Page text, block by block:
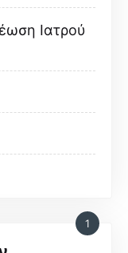
Ιατρού
1